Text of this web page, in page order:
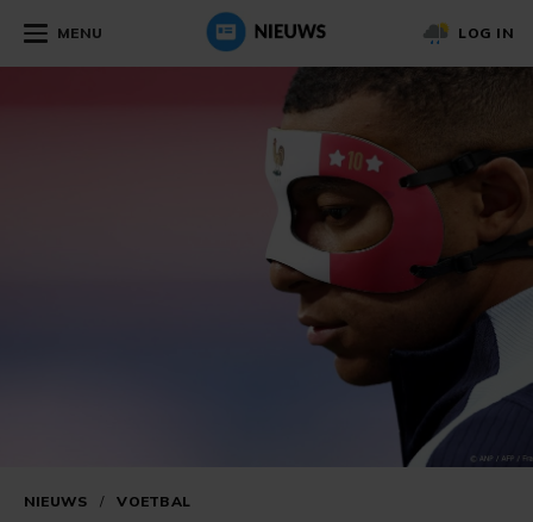
MENU LOG IN
NIEUWS / VOETBAL